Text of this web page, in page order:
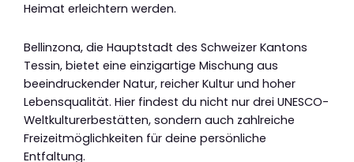
Heimat erleichtern werden.
Bellinzona, die Hauptstadt des Schweizer Kantons
Tessin, bietet eine einzigartige Mischung aus
beeindruckender Natur, reicher Kultur und hoher
Lebensqualität. Hier findest du nicht nur drei UNESCO-
Weltkulturerbestätten, sondern auch zahlreiche
Freizeitmöglichkeiten für deine persönliche
Entfaltung.